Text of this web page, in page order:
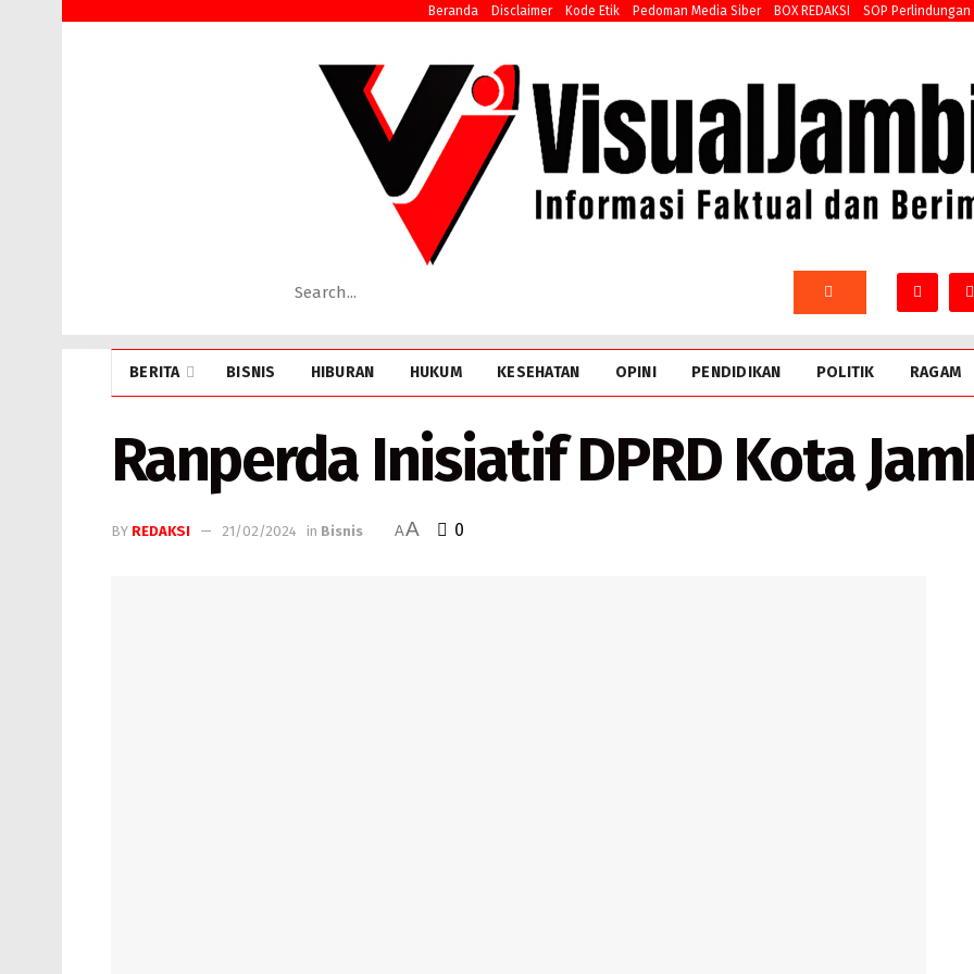
Beranda Disclaimer Kode Etik Pedoman Media Siber BOX REDAKSI SOP
BERITA BISNIS HIBURAN HUKUM KESEHATAN OPINI PENDIDIKAN POLITIK RAGAM
Ranperda Inisiatif DPRD Kota
BY REDAKSI 21/02/2024 in Bisnis AA 0